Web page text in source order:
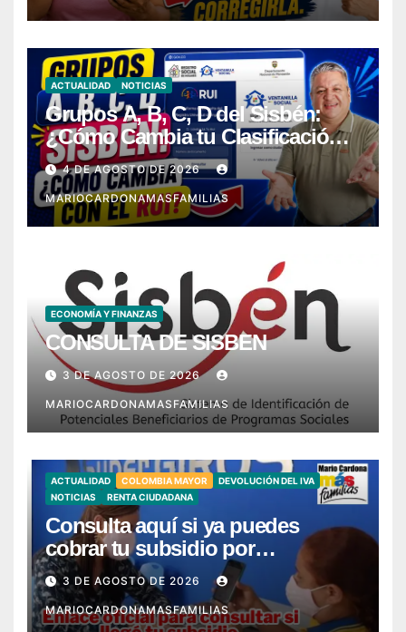
ACTUALIDAD NOTICIAS
Grupos A, B, C, D del Sisbén:
¿Cómo Cambia tu Clasificación
con el RUI?
4 DE AGOSTO DE 2026
MARIOCARDONAMASFAMILIAS
ECONOMÍA Y FINANZAS
CONSULTA DE SISBEN
3 DE AGOSTO DE 2026
MARIOCARDONAMASFAMILIAS
ACTUALIDAD COLOMBIA MAYOR
DEVOLUCIÓN DEL IVA
NOTICIAS
RENTA CIUDADANA
Consulta aquí si ya puedes
cobrar tu subsidio por
SuperGIROS – Ya llegó mi giro
3 DE AGOSTO DE 2026
MARIOCARDONAMASFAMILIAS